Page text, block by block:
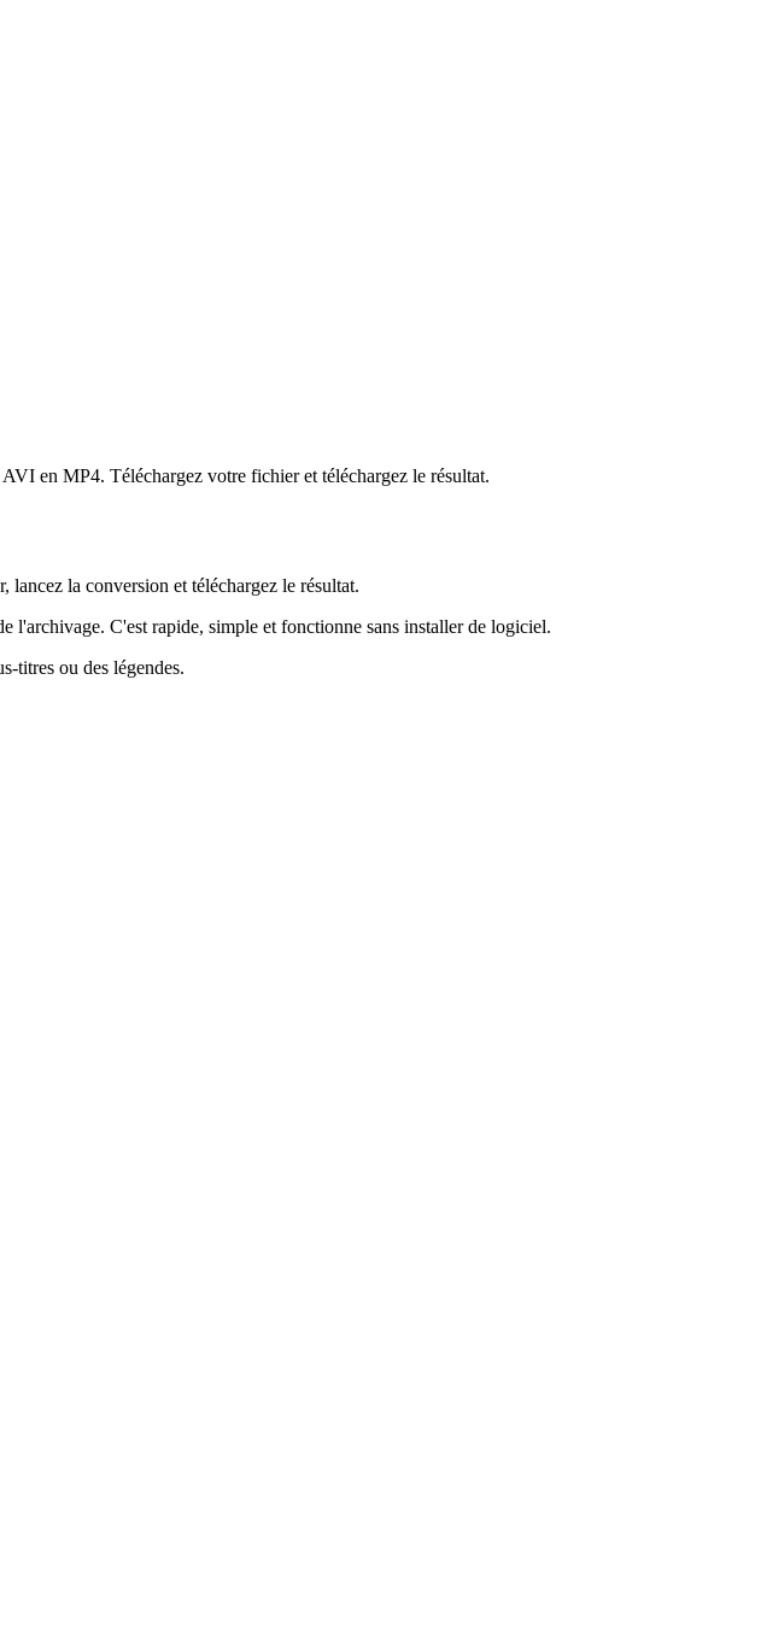
en MP4. Téléchargez votre fichier et téléchargez le résultat.
la conversion et téléchargez le résultat.
l'archivage. C'est rapide, simple et fonctionne sans installer de logiciel.
titres ou des légendes.